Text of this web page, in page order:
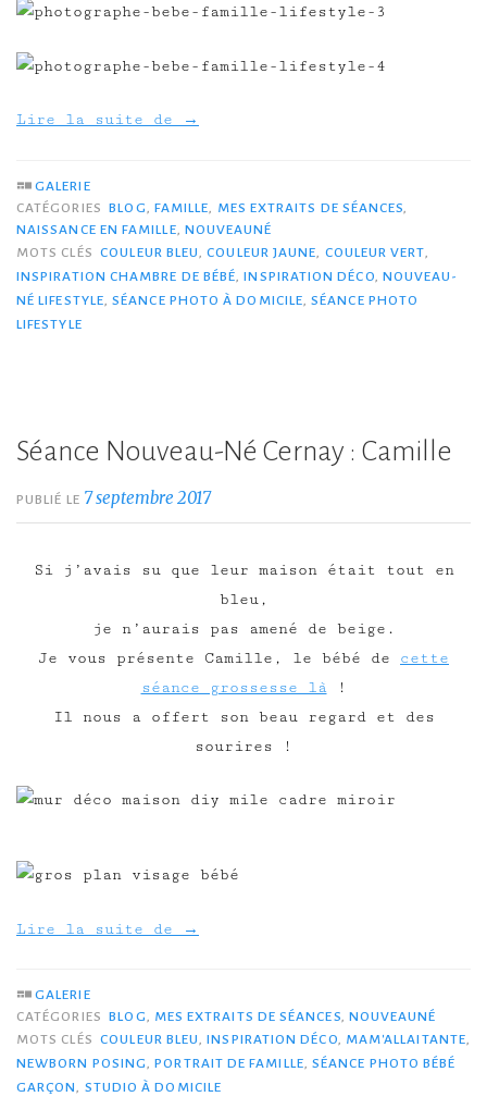
Lire la suite de →
GALERIE
CATÉGORIES BLOG FAMILLE MES EXTRAITS DE SÉANCES
NAISSANCE EN FAMILLE NOUVEAUNÉ
MOTS CLÉS COULEUR BLEU ,COULEUR JAUNE COULEUR VERT
INSPIRATION CHAMBRE DE BÉBÉ ,INSPIRATION DÉCO NOUVEAU-
NÉ LIFESTYLE ,SÉANCE PHOTO À DOMICILE ,SÉANCE PHOTO
LIFESTYLE
Séance Nouveau-Né Cernay : Camille
PUBLIÉ LE 7 septembre 2017
Si j’avais su que leur maison était tout en
bleu,
je n’aurais pas amené de beige.
Je vous présente Camille, le bébé de cette
séance grossesse là !
Il nous a offert son beau regard et des
sourires !
Lire la suite de →
GALERIE
CATÉGORIES BLOG, MES EXTRAITS DE SÉANCES, NOUVEAUNÉ
MOTS CLÉS COULEUR BLEU,INSPIRATION DÉCO, MAM'ALLAITANTE,
NEWBORN POSING,PORTRAIT DE FAMILLE, SÉANCE PHOTO BÉBÉ
GARÇON, STUDIO À DOMICILE